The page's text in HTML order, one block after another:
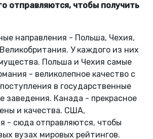
отправляются, чтобы получить
направления - Польша, Чехия,
У каждого из них
Польша и Чехия самые
- великолепное качество с
в государственные
заведения. Канада - прекрасное
и качества. США,
- сюда отправляются, чтобы
вузах мировых рейтингов.